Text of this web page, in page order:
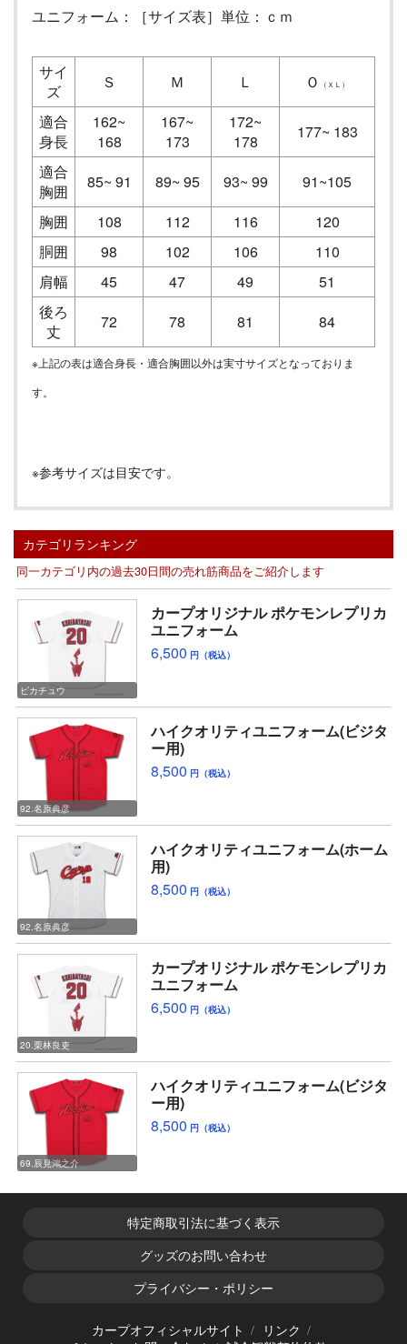
ユニフォーム：［サイズ表］単位：ｃｍ
サイ
ズ
Ｓ Ｍ Ｌ Ｏ （ＸＬ）
適合
身長
162~
168
167~
173
172~
178
177~ 183
適合
胸囲
85~ 91 89~ 95 93~ 99
91~105
胸囲
108 112 116
120
胴囲
98 102 106
110
肩幅
45 47 49
51
後ろ
丈
72 78 81 84
※上記の表は適合身長・適合胸囲以外は実寸サイズとなっておりま
す。
※参考サイズは目安です。
カテゴリランキング
同一カテゴリ内の過去30日間の売れ筋商品をご紹介します
ピカチュウ
カープオリジナル ポケモンレプリカ
ユニフォーム
6,500 円（税込）
92.名原典彦
ハイクオリティユニフォーム(ビジタ
ー用)
8,500 円（税込）
92.名原典彦
ハイクオリティユニフォーム(ホーム
用)
8,500 円（税込）
20.栗林良吏
カープオリジナル ポケモンレプリカ
ユニフォーム
6,500 円（税込）
69.辰見鴻之介
ハイクオリティユニフォーム(ビジタ
ー用)
8,500 円（税込）
特定商取引法に基づく表示
グッズのお問い合わせ
プライバシー・ポリシー
カープオフィシャルサイト
リンク